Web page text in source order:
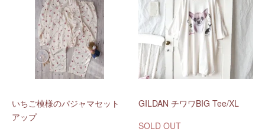
いちご模様のパジャマセット
アップ
GILDAN チワワBIG Tee/XL
SOLD OUT